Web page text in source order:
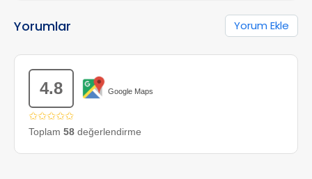
Yorumlar Yorum Ekle
4.8 Google Maps
✩✩✩✩✩
Toplam 58 değerlendirme